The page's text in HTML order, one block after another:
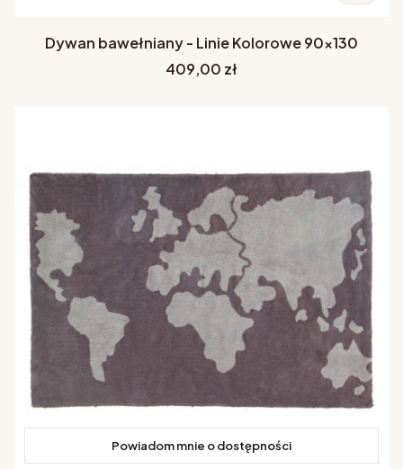
Dywan bawełniany - Linie Kolorowe 90x130
Cena
409,00 zł
Powiadom mnie o dostępności